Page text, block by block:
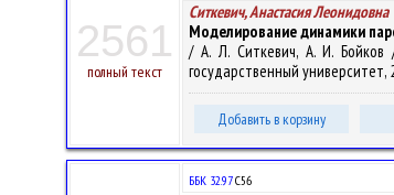
2561
полный текст
Ситкевич, Анастасия Леонидовна
Моделирование динамики
/ А. Л. Ситкевич, А. И. Бойков
государственный университет,
Добавить в корзину
ББК 32.97С56